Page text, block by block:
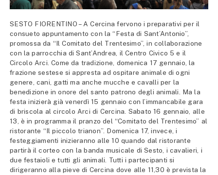
SESTO FIORENTINO – A Cercina fervono i preparativi per il
consueto appuntamento con la “Festa di Sant’Antonio”,
promossa da “Il Comitato del Trentesimo”, in collaborazione
con la parrocchia di Sant’Andrea, il Centro Civico 5 e il
Circolo Arci. Come da tradizione, domenica 17 gennaio, la
frazione sestese si appresta ad ospitare animale di ogni
genere, cani, gatti ma anche mucche e cavalli per la
benedizione in onore del santo patrono degli animali. Ma la
festa inizierà già venerdì 15 gennaio con l’immancabile gara
di briscola al circolo Arci di Cercina. Sabato 16 gennaio, alle
13, è in programma il pranzo del “Comitato del Trentesimo” al
ristorante “Il piccolo trianon”. Domenica 17, invece, i
festeggiamenti inizieranno alle 10 quando dal ristorante
partirà il corteo con la banda musicale di Sesto, i cavalieri, i
due festaioli e tutti gli animali. Tutti i partecipanti si
dirigeranno alla pieve di Cercina dove alle 11,30 è prevista la